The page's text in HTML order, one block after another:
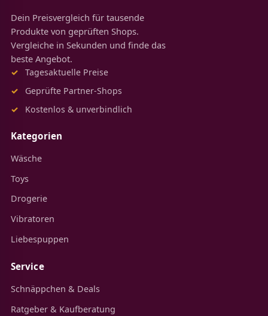
Dein Preisvergleich für tausende
Produkte von geprüften Shops.
Vergleiche in Sekunden und finde das
beste Angebot.
Tagesaktuelle Preise
Geprüfte Partner-Shops
Kostenlos & unverbindlich
Kategorien
Wäsche
Toys
Drogerie
Vibratoren
Liebespuppen
Service
Schnäppchen & Deals
Ratgeber & Kaufberatung